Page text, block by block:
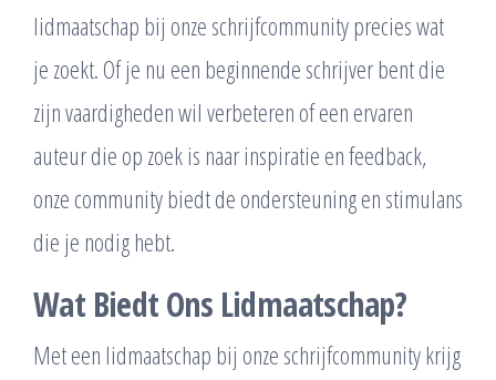
lidmaatschap bij onze schrijfcommunity precies wat
je zoekt. Of je nu een beginnende schrijver bent die
zijn vaardigheden wil verbeteren of een ervaren
auteur die op zoek is naar inspiratie en feedback,
onze community biedt de ondersteuning en stimulans
die je nodig hebt.
Wat Biedt Ons Lidmaatschap?
Met een lidmaatschap bij onze schrijfcommunity krijg